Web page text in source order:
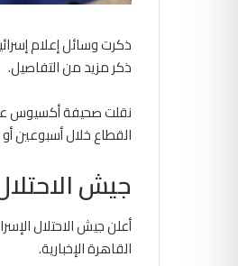
ذكرت وسائل إعلام
ذكر مزيد من التفاصيل.
القطاع خلال أسبوعين أو
جيش
أعلن جيش الاحتلال
القاهرة الإخبارية.